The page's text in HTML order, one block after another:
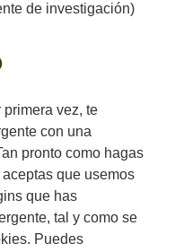
de investigación)
vez, te
con una
pronto como hagas
que usemos
que has
tal y como se
Puedes